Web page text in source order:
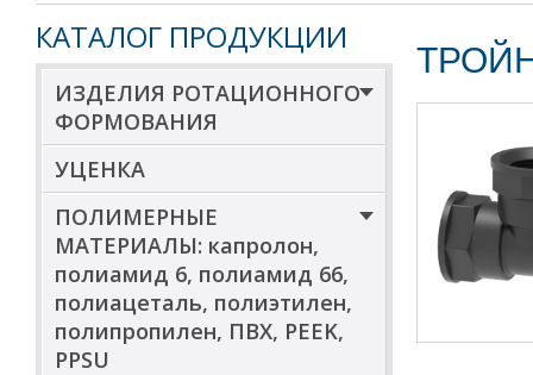
КАТАЛОГ ПРОДУКЦИИ
ИЗДЕЛИЯ РОТАЦИОННОГО
ФОРМОВАНИЯ
УЦЕНКА
ПОЛИМЕРНЫЕ
МАТЕРИАЛЫ: капролон,
полиамид 6, полиамид 66,
полиацеталь, полиэтилен,
полипропилен, ПВХ, PEEK,
PPSU